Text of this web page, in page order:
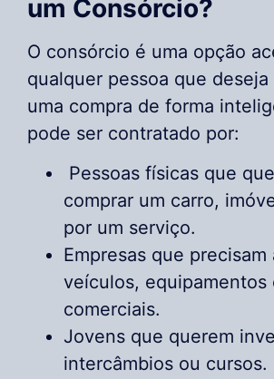
um Consórcio?
O consórcio é uma opção
qualquer pessoa que deseja
uma compra de forma
pode ser contratado por:
Pessoas físicas que
comprar um carro,
por um serviço.
Empresas que precisam
veículos, equipamentos
comerciais.
Jovens que querem
intercâmbios ou cursos.